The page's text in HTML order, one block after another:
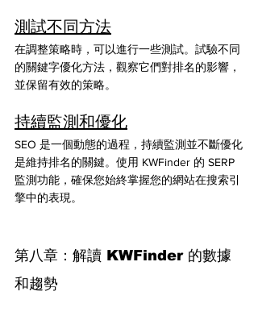
測試不同方法
在調整策略時，可以進行一些測試。試驗不同
的關鍵字優化方法，觀察它們對排名的影響，
並保留有效的策略。
持續監測和優化
SEO 是一個動態的過程，持續監測並不斷優化
是維持排名的關鍵。使用 KWFinder 的 SERP
監測功能，確保您始終掌握您的網站在搜索引
擎中的表現。
第八章：解讀 KWFinder 的數據
和趨勢